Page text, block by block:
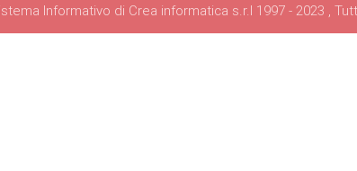
Informativo di Crea informatica s.r.l 1997 - 2023 ,